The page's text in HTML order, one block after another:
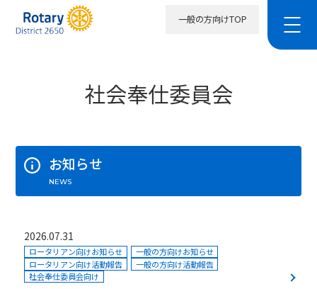
一般の方向けTOP
社会奉仕委員会
お知らせ
NEWS
2026.07.31
ロータリアン向けお知らせ
一般の方向けお知らせ
ロータリアン向け活動報告
一般の方向け活動報告
社会奉仕委員会向け